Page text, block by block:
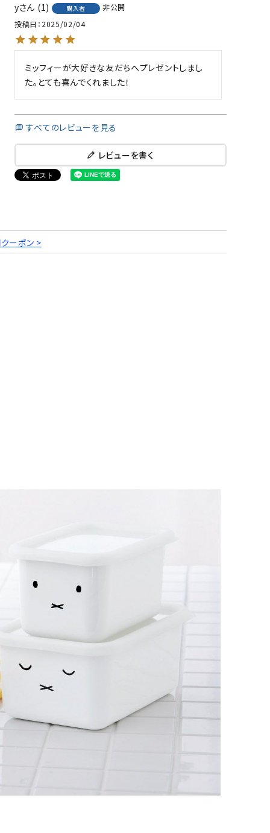
y 1 購入者
非公開
投稿日 2025/02/04
ミッフィーが大好きな友だちへプレゼントしまし
た。とても喜んでくれました！
すべてのレビューを見る
レビューを書く
ーポン >